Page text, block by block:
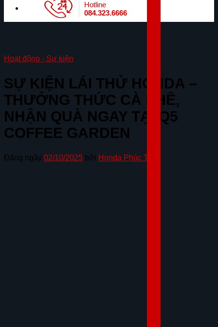
Hotline
084.323.6666
Hoạt động - Sự kiện
SỰ KIỆN LÁI THỬ HONDA –
THƯỞNG THỨC CÀ PHÊ,
NHẬN QUÀ NGAY TẠI Q5
COFFEE GARDEN
Đăng ngày 02/10/2025 bởi Honda Phúc Thọ